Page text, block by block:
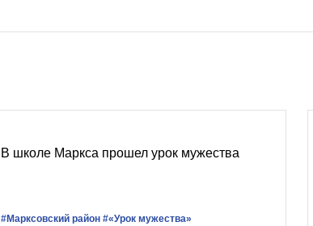
В школе Маркса прошел урок мужества
#Марксовский район #«Урок мужества»